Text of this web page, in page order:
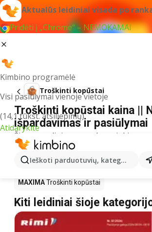
Aktualūs leidiniai visada po
Pridėti į „Chrome“ – NEMOKAMAI
Kimbino programėlė
Visi pasiūlymai vienoje vietoje
(14,1 tūkst. atsiliepimų)
Atidarykite
Ieškoti parduotuvių, kategorijų,
Troškinti kopūstai
Troškinti kopūstai kaina ||
išpardavimas ir pasiūlymai
Šiuo pavadinimu neradome jokių
Akcija Troškinti kopūstai –
nusipirkti?
MAXIMATroškinti kopūstai
Kiti leidiniai šioje